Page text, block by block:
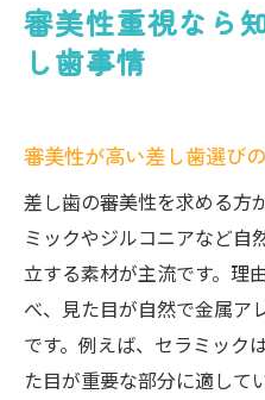
審美性重視なら
し歯事情
審美性が高い差し歯選び
差し歯の審美性を求める方
ミックやジルコニアなど自
立する素材が主流です。理
べ、見た目が自然で金属ア
です。例えば、セラミック
た目が重要な部分に適して